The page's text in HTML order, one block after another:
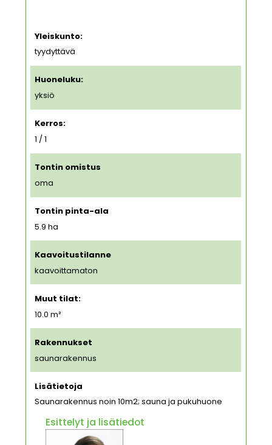
Yleiskunto:
tyydyttävä
Huoneluku:
yksiö
Kerros:
1 / 1
Tontin omistus
oma
Tontin pinta-ala
5.9ha
Kaavoitustilanne
kaavoittamaton
Muut tilat:
10.0 m²
Rakennukset
saunarakennus
Lisätietoja
Saunarakennus noin 10m2; sauna ja pukuhuone
Esittelyt ja lisätiedot